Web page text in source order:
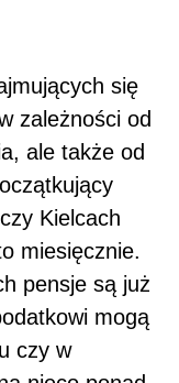
się
zależności od
ale także od
Kielcach
miesięcznie.
pensje są już
mogą
czy w